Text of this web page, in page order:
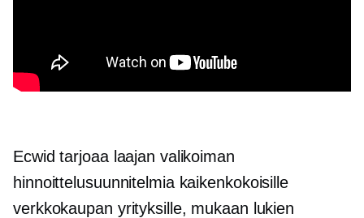
Ecwid tarjoaa laajan valikoiman
hinnoittelusuunnitelmia kaikenkokoisille
verkkokaupan yrityksille, mukaan lukien